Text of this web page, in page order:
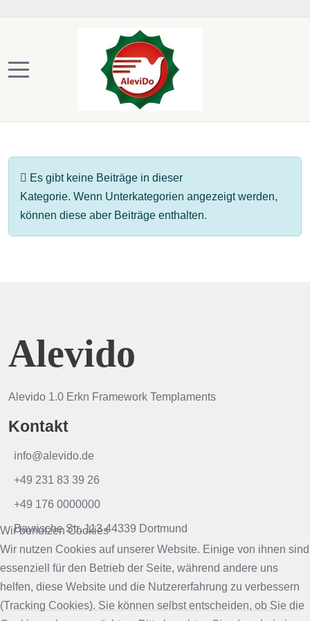
Mobile Menu Toggle
Information
Es gibt keine Beiträge in dieser
Kategorie. Wenn Unterkategorien angezeigt werden,
können diese aber Beiträge enthalten.
Alevido
Alevido 1.0 Erkn Framework Templaments
Kontakt
info@alevido.de
+49 231 83 39 26
+49 176 0000000
Bayrische Str. 113 44339 Dortmund
Wir benutzen Cookies
Wir nutzen Cookies auf unserer Website. Einige von ihnen sind
essenziell für den Betrieb der Seite, während andere uns
helfen, diese Website und die Nutzererfahrung zu verbessern
(Tracking Cookies). Sie können selbst entscheiden, ob Sie die